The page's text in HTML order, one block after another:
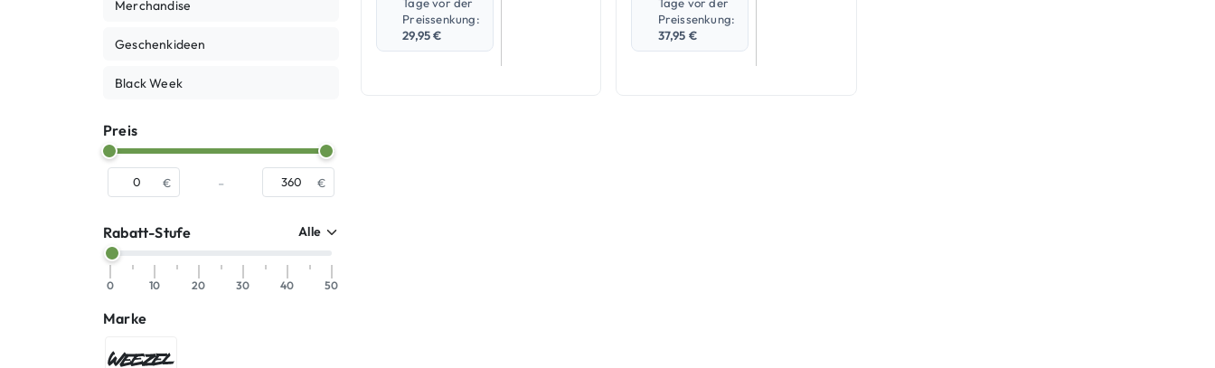
Merchandise
Geschenkideen
Black Week
Preis
€ - €
Rabatt-Stufe
0 10 20 30 40 50
Marke
WEEZEL®
Preissenkung:
29,95€
Preissenkung:
37,95 €